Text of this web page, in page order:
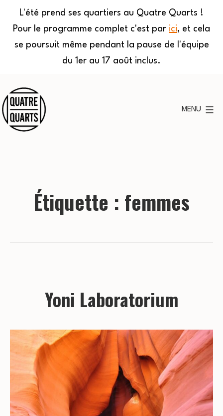
L'été prend ses quartiers au Quatre Quarts !
Pour le programme complet c'est par ici, et cela
se poursuit même pendant la pause de l'équipe
du 1er au 17 août inclus.
au
contenu
MENU
Étiquette : femmes
Yoni Laboratorium